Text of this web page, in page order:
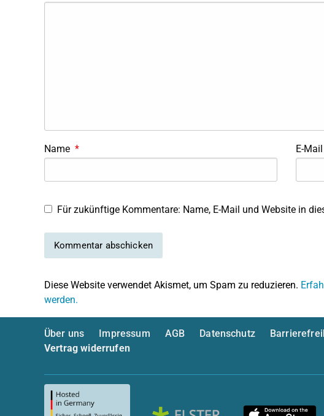
Name * E-Mail
Für zukünftige Kommentare: Name, E-Mail und Website in
Diese Website verwendet Akismet, um Spam zu reduzieren.
werden.
Über uns Impressum AGB Datenschutz
Vertrag widerrufen